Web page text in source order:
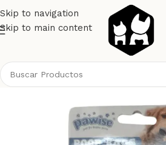
Skip to navigation
Skip to main content